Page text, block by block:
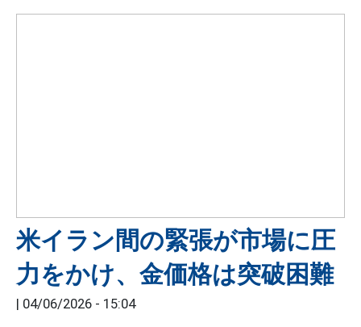
米イラン間の緊張が市場に圧
力をかけ、金価格は突破困難
| 04/06/2026 - 15:04